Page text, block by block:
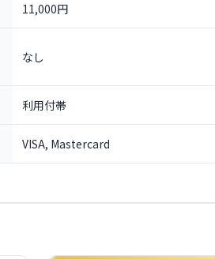
11,000円
なし
利用付帯
VISA, Mastercard